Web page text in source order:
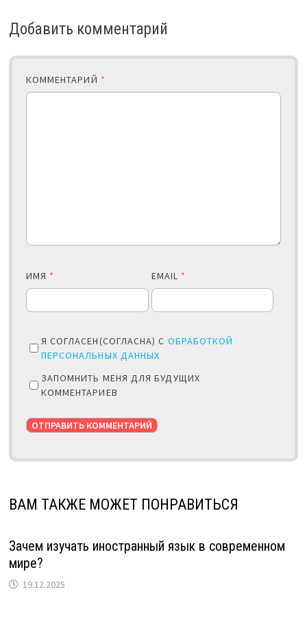
Добавить комментарий
КОММЕНТАРИЙ *
ИМЯ * EMAIL *
Я СОГЛАСЕН(СОГЛАСНА) С ОБРАБОТКОЙ
ПЕРСОНАЛЬНЫХ ДАННЫХ
ЗАПОМНИТЬ МЕНЯ ДЛЯ БУДУЩИХ
КОММЕНТАРИЕВ
ВАМ ТАКЖЕ МОЖЕТ ПОНРАВИТЬСЯ
Зачем изучать иностранный язык в современном
мире?
19.12.2025